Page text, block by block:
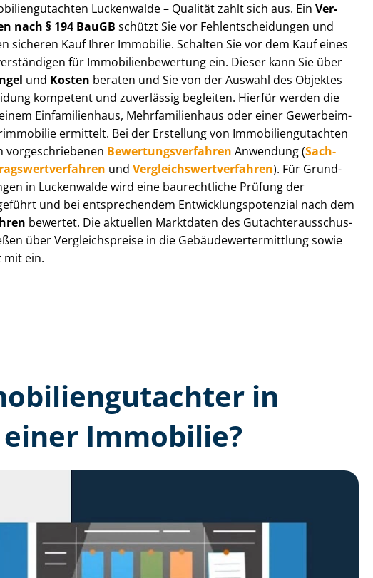
Luckenwalde – Qualität zahlt sich aus. Ein Ver­
nach § 194 BauGB schützt Sie vor Fehl­ent­schei­dun­gen und
sicheren Kauf Ihrer Immobilie. Schalten Sie vor dem Kauf eines
für Im­mo­bi­li­en­be­wer­tung ein. Dieser kann Sie über
und Kosten beraten und Sie von der Auswahl des Objektes
kompetent und zuverlässig begleiten. Hierfür werden die
Einfamilienhaus, Mehr­fa­mi­li­en­haus oder einer Ge­wer­be­im­
ermittelt. Bei der Erstellung von Im­mo­bi­li­en­gut­ach­ten
vor­ge­schrie­be­nen Be­wer­tungs­ver­fah­ren Anwendung (Sach­
und Ver­gleichs­wert­ver­fah­ren). Für Grund­
in Luckenwalde wird eine baurechtliche Prüfung der
und bei entsprechendem Ent­wick­lungs­po­ten­zi­al nach dem
bewertet. Die aktuellen Marktdaten des Gut­ach­ter­aus­schus­
über Ver­gleichs­prei­se in die Ge­bäu­de­wert­ermitt­lung sowie
mit ein.
in
Immobilie?